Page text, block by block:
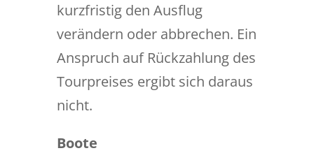
kurzfristig den Ausflug
verändern oder abbrechen. Ein
Anspruch auf Rückzahlung des
Tourpreises ergibt sich daraus
nicht.
Boote